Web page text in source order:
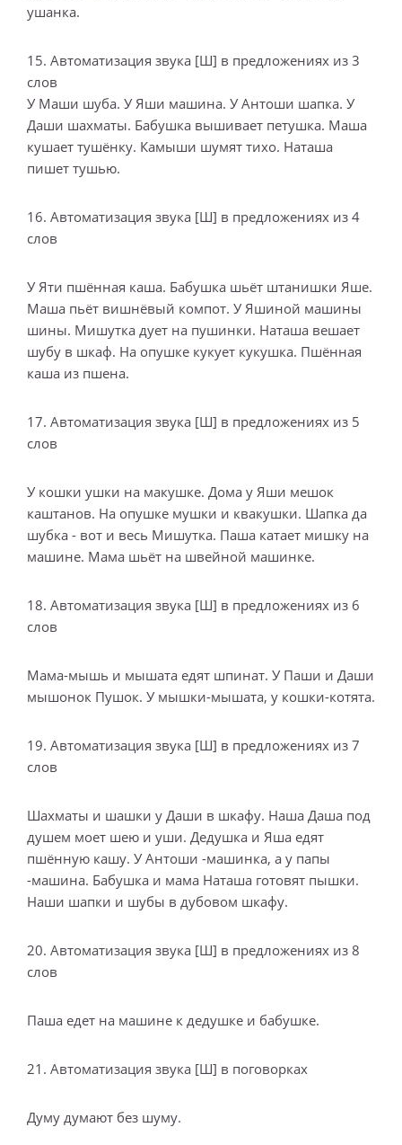
ушанка.
15. Автоматизация звука [Ш] в предложениях из 3
слов
У Маши шуба. У Яши машина. У Антоши шапка. У
Даши шахматы. Бабушка вышивает петушка. Маша
кушает тушёнку. Камыши шумят тихо. Наташа
пишет тушью.
16. Автоматизация звука [Ш] в предложениях из 4
слов
У Яти пшённая каша. Бабушка шьёт штанишки Яше.
Маша пьёт вишнёвый компот. У Яшиной машины
шины. Мишутка дует на пушинки. Наташа вешает
шубу в шкаф. На опушке кукует кукушка. Пшённая
каша из пшена.
17. Автоматизация звука [Ш] в предложениях из 5
слов
У кошки ушки на макушке. Дома у Яши мешок
каштанов. На опушке мушки и квакушки. Шапка да
шубка - вот и весь Мишутка. Паша катает мишку на
машине. Мама шьёт на швейной машинке.
18. Автоматизация звука [Ш] в предложениях из 6
слов
Мама-мышь и мышата едят шпинат. У Паши и Даши
мышонок Пушок. У мышки-мышата, у кошки-котята.
19. Автоматизация звука [Ш] в предложениях из 7
слов
Шахматы и шашки у Даши в шкафу. Наша Даша под
душем моет шею и уши. Дедушка и Яша едят
пшённую кашу. У Антоши -машинка, а у папы
-машина. Бабушка и мама Наташа готовят пышки.
Наши шапки и шубы в дубовом шкафу.
20. Автоматизация звука [Ш] в предложениях из 8
слов
Паша едет на машине к дедушке и бабушке.
21. Автоматизация звука [Ш] в поговорках
Думу думают без шуму.